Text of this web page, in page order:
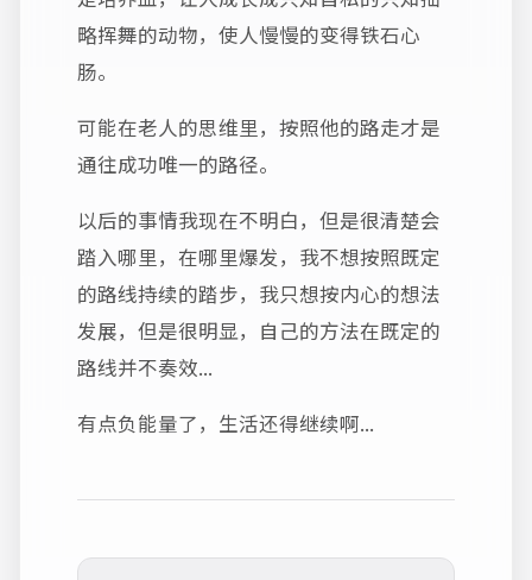
略挥舞的动物，使人慢慢的变得铁石心
肠。
可能在老人的思维里，按照他的路走才是
通往成功唯一的路径。
以后的事情我现在不明白，但是很清楚会
踏入哪里，在哪里爆发，我不想按照既定
的路线持续的踏步，我只想按内心的想法
发展，但是很明显，自己的方法在既定的
路线并不奏效...
有点负能量了，生活还得继续啊...